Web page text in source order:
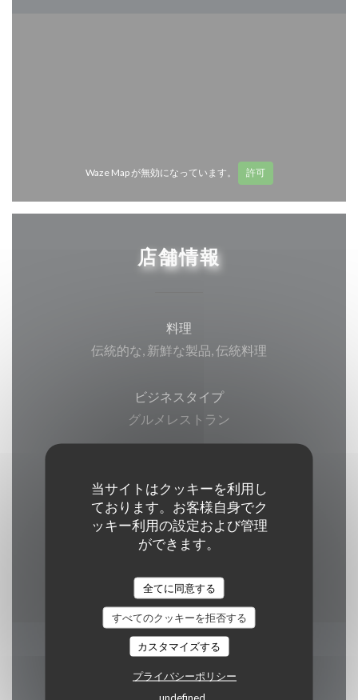
当サイトはクッキーを利用し
ております。お客様自身でク
ッキー利用の設定および管理
ができます。
全てに同意する
すべてのクッキーを拒否する
カスタマイズする
プライバシーポリシー
undefined
Waze Map が無効になっています。 許可
店舗情報
料理
伝統的な, 新鮮な製品, 伝統料理
ビジネスタイプ
グルメレストラン
ベランダ, Wi-Fi, エアコン, , バリアフリーアクセ
ス
ご利用可能なお支払い方法
ユニオンペイ, 現金, ビザ, アメックス
営業時間